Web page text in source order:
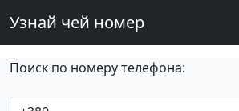
Узнай чей номер
Поиск по номеру телефона: